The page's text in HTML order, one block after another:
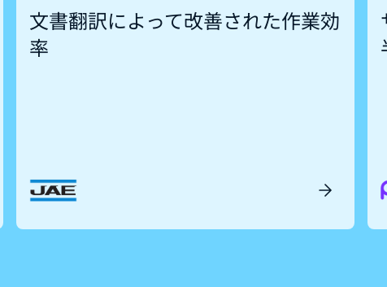
文書翻訳によって改善された作業効
率